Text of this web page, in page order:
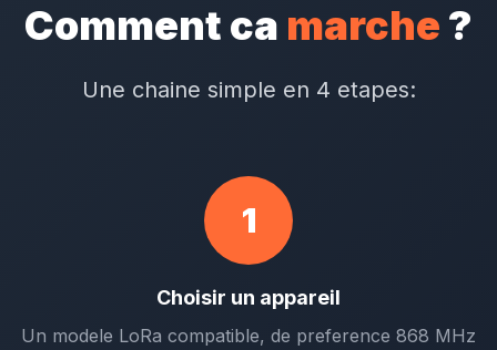
Comment ca marche ?
Une chaine simple en 4 etapes:
1
Choisir un appareil
Un modele LoRa compatible, de preference 868 MHz